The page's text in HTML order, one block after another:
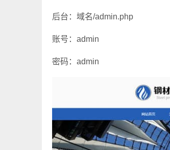
后台：域名/admin.php
账号：admin
密码：admin